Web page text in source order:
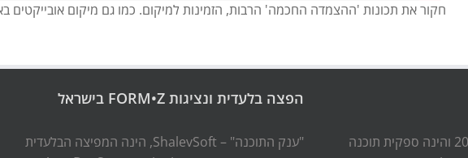
חקור את תכונות 'ההצמדה החכמה' הרבות, הזמינות למיקום. כמו גם מיקום אובייקטים
"ענק התוכנה", נוסדה בשנת 2009 והינה ספקית תוכנה
הפצה בלעדית ונציגות FORM•Z בישראל
"ענק התוכנה" – ShalevSoft, הינה המפיצה הבלעדית